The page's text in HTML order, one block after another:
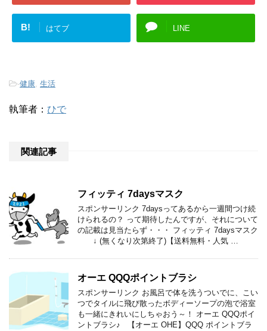
B! はてブ LINE
-健康, 生活
執筆者： ひで
関連記事
フィッティ 7daysマスク
スポンサーリンク 7daysってあるから一週間つけ続
けられるの？ って期待したんですが、それについて
の記載は見当たらず・・・ フィッティ 7daysマスク
↓ (無くなり次第終了)【送料無料・人気 …
オーエ QQQポイントブラシ
スポンサーリンク お風呂で体を洗うついでに、こい
つでタイルに飛び散ったボディーソープの泡で浴室
も一緒にきれいにしちゃおう～！ オーエ QQQポイ
ントブラシ♪ 【オーエ OHE】QQQ ポイントブラ